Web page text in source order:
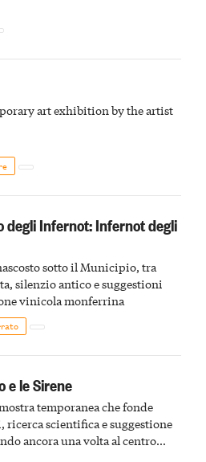
art exhibition by the artist
degli Infernot: Infernot degli
sotto il Municipio, tra
silenzio antico e suggestioni
vinicola monferrina
e le Sirene
temporanea che fonde
scientifica e suggestione
ancora una volta al centro
meraviglie del passato astigiano